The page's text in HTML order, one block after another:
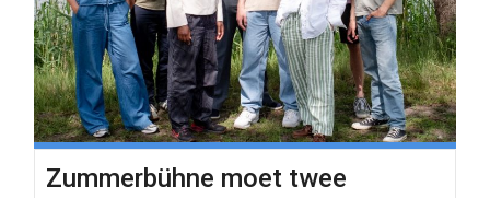
Zummerbühne moet twee